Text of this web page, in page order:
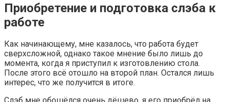
Приобретение и подготовка слэба к
работе
Как начинающему, мне казалось, что работа будет
сверхсложной, однако такое мнение было лишь до
момента, когда я приступил к изготовлению стола.
После этого всё отошло на второй план. Остался лишь
интерес, что же получится в итоге.